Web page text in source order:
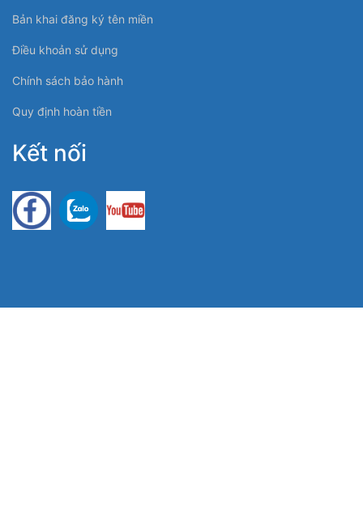
Bản khai đăng ký tên miền
Điều khoản sử dụng
Chính sách bảo hành
Quy định hoàn tiền
Kết nối